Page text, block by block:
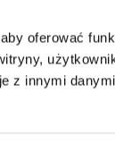
oferować
z innymi
the